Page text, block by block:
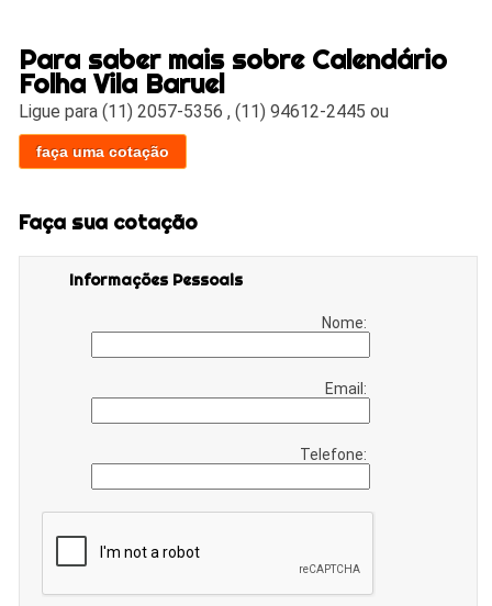
Para saber mais sobre Calendário
Folha Vila Baruel
Ligue para(11) 2057-5356 ,(11) 94612-2445 ou
faça uma cotação
Faça sua cotação
Informações Pessoais
Nome:
Email:
Telefone: